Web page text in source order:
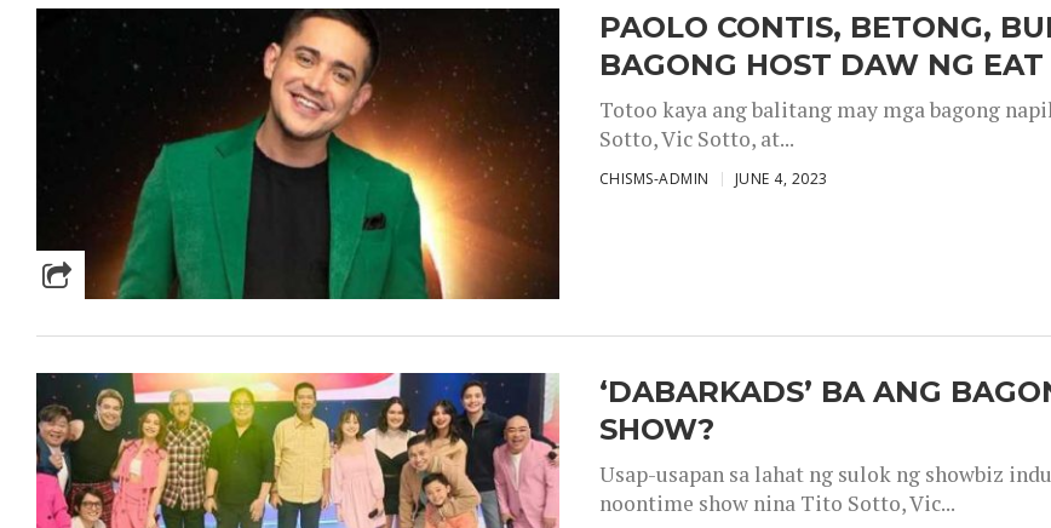
PAOLO CONTIS, BETONG,
BAGONG HOST DAW NG
Totoo kaya ang balitang may mga bagong
Sotto, Vic Sotto, at...
CHISMS-ADMIN JUNE 4, 2023
‘DABARKADS’ BA ANG
SHOW?
Usap-usapan sa lahat ng sulok ng showbiz
noontime show nina Tito Sotto, Vic...